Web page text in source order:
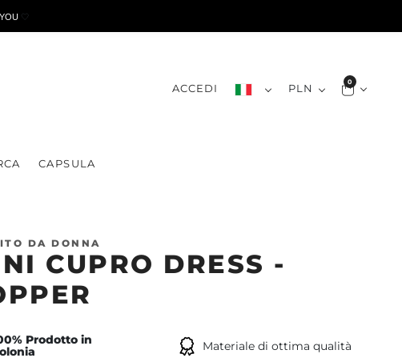
🤍
ACCEDI PLN 0
CAPSULA
DA DONNA
CUPRO DRESS -
Prodotto in
Materiale di ottima qualità